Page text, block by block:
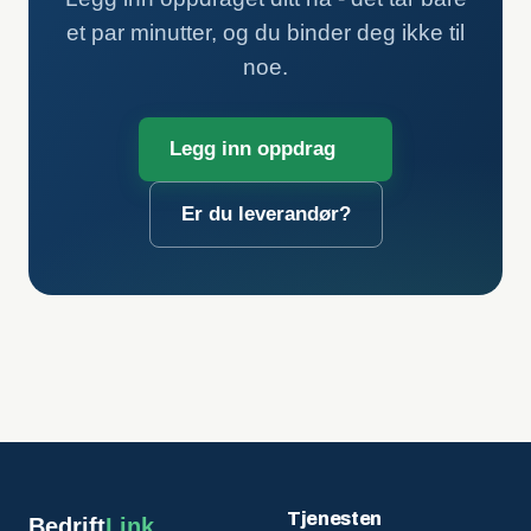
et par minutter, og du binder deg ikke til
noe.
Legg inn oppdrag
Er du leverandør?
Tjenesten